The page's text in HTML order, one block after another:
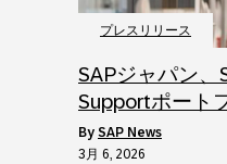
プレスリリース
SAPジャパン、
Supportポート
by SAP News
3月 6, 2026